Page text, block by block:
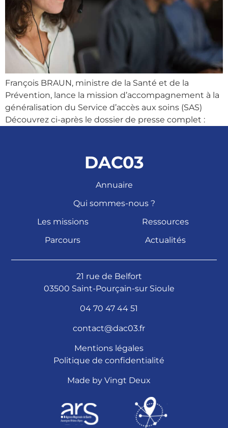
François BRAUN, ministre de la Santé et de la
Prévention, lance la mission d’accompagnement à la
généralisation du Service d’accès aux soins (SAS)
Découvrez ci-après le dossier de presse complet :
DAC03
Annuaire
Qui sommes-nous ?
Les missions
Ressources
Parcours
Actualités
21 rue de Belfort
03500 Saint-Pourçain-sur Sioule
04 70 47 44 51
contact@dac03.fr
Mentions légales
Politique de confidentialité
Made by Vingt Deux